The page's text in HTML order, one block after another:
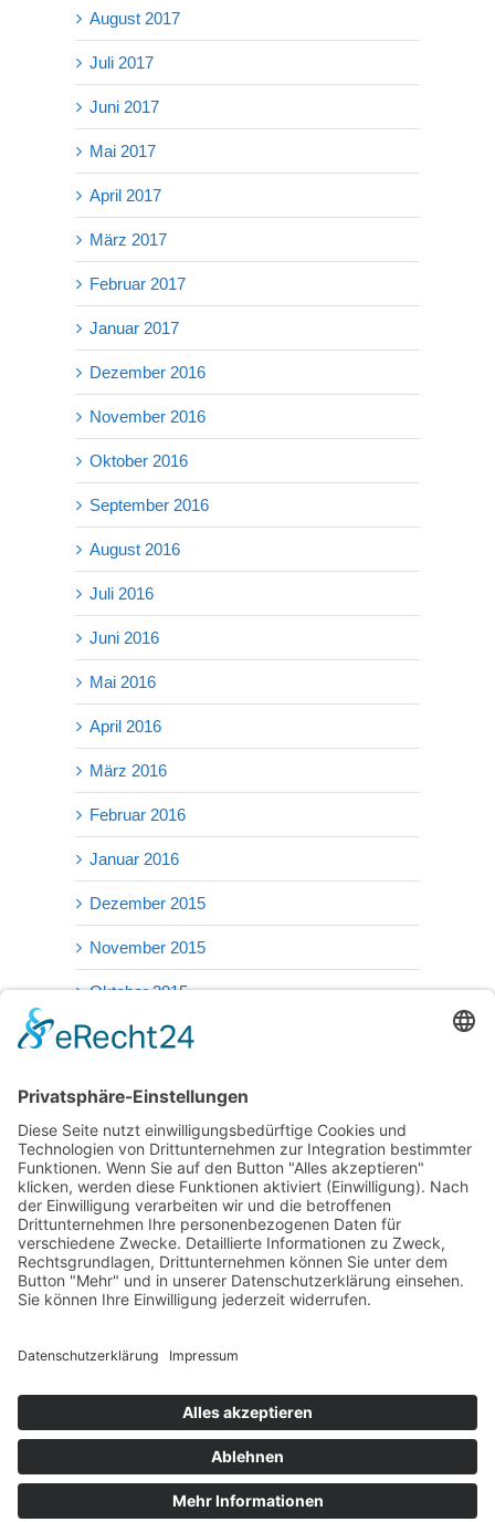
August 2017
Juli 2017
Juni 2017
Mai 2017
April 2017
März 2017
Februar 2017
Januar 2017
Dezember 2016
November 2016
Oktober 2016
September 2016
August 2016
Juli 2016
Juni 2016
Mai 2016
April 2016
März 2016
Februar 2016
Januar 2016
Dezember 2015
November 2015
Oktober 2015
September 2015
Juli 2015
Impressum